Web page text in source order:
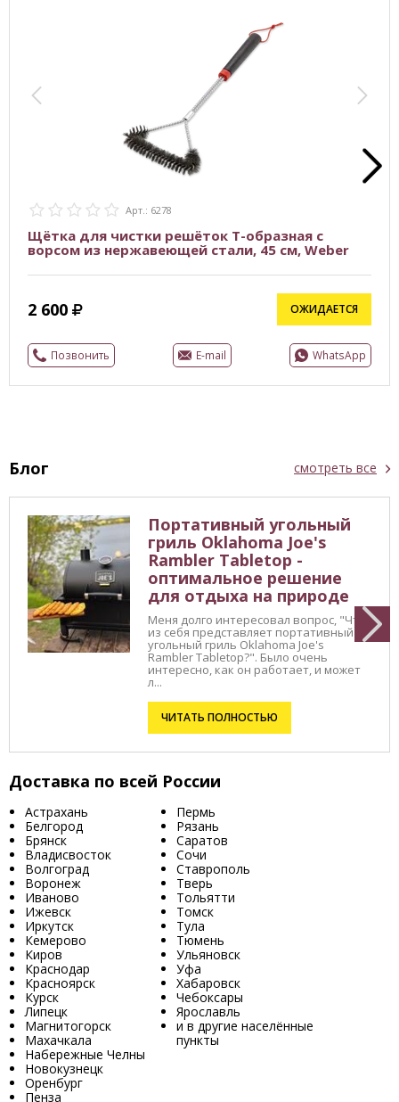
Арт.: 6278
Щётка для чистки решёток Т-образная с
ворсом из нержавеющей стали, 45 см, Weber
2 600 ОЖИДАЕТСЯ
Позвонить E-mail WhatsApp
Блог смотреть все
Портативный угольный
гриль Oklahoma Joe's
Rambler Tabletop -
оптимальное решение
для отдыха на природе
Меня долго интересовал вопрос, "Что
из себя представляет портативный
угольный гриль Oklahoma Joe's
Rambler Tabletop?". Было очень
интересно, как он работает, и может
л...
ЧИТАТЬ ПОЛНОСТЬЮ
Доставка по всей России
Астрахань
Белгород
Брянск
Владисвосток
Волгоград
Воронеж
Иваново
Ижевск
Иркутск
Кемерово
Киров
Краснодар
Красноярск
Курск
Липецк
Магнитогорск
Махачкала
Набережные Челны
Новокузнецк
Оренбург
Пенза
Пермь
Рязань
Саратов
Сочи
Ставрополь
Тверь
Тольятти
Томск
Тула
Тюмень
Ульяновск
Уфа
Хабаровск
Чебоксары
Ярославль
и в другие населённые
пункты